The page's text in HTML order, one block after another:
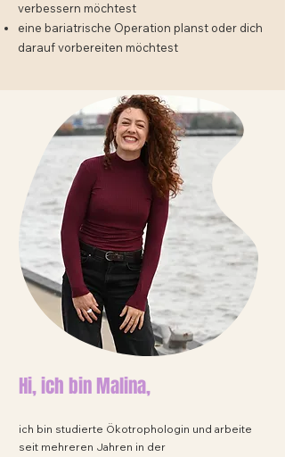
verbessern möchtest
eine bariatrische Operation planst oder dich
darauf vorbereiten möchtest
Hi, ich bin Malina,
ich bin studierte Ökotrophologin und arbeite
seit mehreren Jahren in der